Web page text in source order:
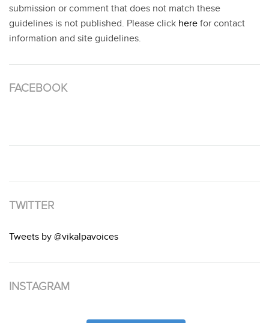
submission or comment that does not match these
guidelines is not published. Please click here for contact
information and site guidelines.
FACEBOOK
TWITTER
Tweets by @vikalpavoices
INSTAGRAM